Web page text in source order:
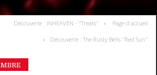
Découverte : INHEAVEN - "Treats" Page d'accueil
Découverte : The Rusty Bells "Red Sun"